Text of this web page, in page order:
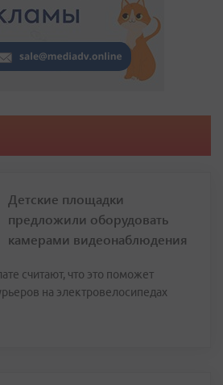
Детские площадки
предложили оборудовать
камерами видеонаблюдения
считают, что это поможет
на электровелосипедах